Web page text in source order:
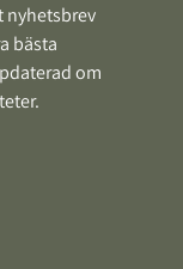
nyhetsbrev
bästa
om